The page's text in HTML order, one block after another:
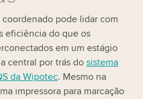
pode lidar com
eficiência do que os
em um estágio
central por trás do sistema
da Wipotec. Mesmo na
impressora para marcação